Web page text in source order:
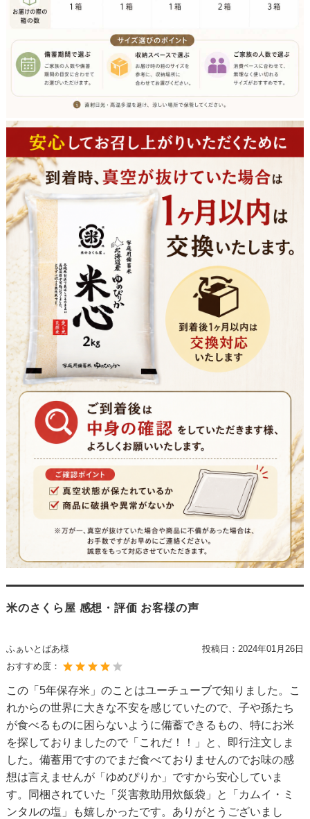
米のさくら屋 感想・評価 お客様の声
ふぁいとばあ様 投稿日： 2024年01月26日
おすすめ度：
この「5年保存米」のことはユーチューブで知りました。こ
れからの世界に大きな不安を感じていたので、子や孫たち
が食べるものに困らないように備蓄できるもの、特にお米
を探しておりましたので「これだ！！」と、即行注文しま
した。備蓄用ですのでまだ食べておりませんのでお味の感
想は言えませんが「ゆめぴりか」ですから安心していま
す。同梱されていた「災害救助用炊飯袋」と「カムイ・ミ
ンタルの塩」も嬉しかったです。ありがとうございまし